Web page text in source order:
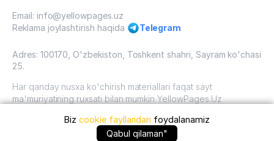
Email: info@yellowpages.uz
Reklama joylashtirish haqida
Telegram
Adres: 100170, O'zbekiston, Toshkent shahri, Sayram ko'chasi
25.
Har qanday nusxa ko'chirish materiallari faqat sayt
ma'muriyatining ruxsati bilan mumkin YellowPages.Uz
O'zbekiston, 2009 - 2026 / O'zbekiston "sariq
sahifalar"mualliflik huquqi. Barcha huquqlar himoyalangan.
Bizcookie fayllaridan foydalanamiz
Qabul qilaman"